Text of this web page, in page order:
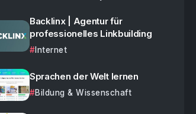
Backlinx | Agentur für
professionelles Linkbuilding
Internet
Sprachen der Welt lernen
Bildung & Wissenschaft